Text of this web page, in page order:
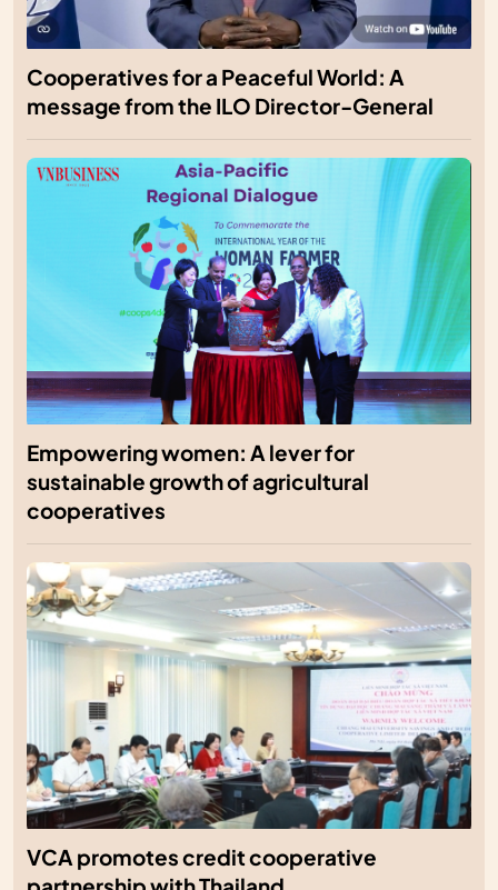
Cooperatives for a Peaceful World: A
message from the ILO Director-General
Empowering women: A lever for
sustainable growth of agricultural
cooperatives
VCA promotes credit cooperative